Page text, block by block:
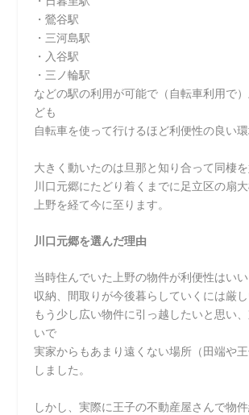
・鶯谷駅
・三河島駅
・入谷駅
・三ノ輪駅
などの駅の利用が可能で（自転車利用で
ども
自転車を使って行けるほど利便性の良い環
大きく動いたのは旦那と知り合って同棲
川口元郷にたどり着くまでに足立区の扇
上野を経て今に至ります。
川口元郷を選んだ理由
当時住んでいた上野の物件が利便性はい
収納、間取りが今後暮らしていくには厳し
もう少し広い物件に引っ越したいと思い
いで
実家からもあまり遠くない場所（田端や
しました。
しかし、実際に王子の不動産屋さんで物